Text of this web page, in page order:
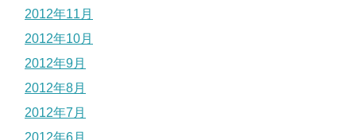
2012年11月
2012年10月
2012年9月
2012年8月
2012年7月
2012年6月